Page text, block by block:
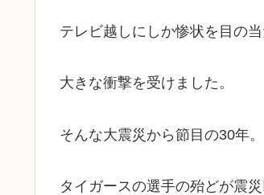
テレビ越しにしか惨状を目の
大きな衝撃を受けました。
そんな大震災から節目の30年。
タイガースの選手の殆どが震